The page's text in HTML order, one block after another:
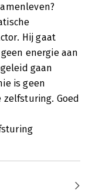
Hij gaat
energie aan
gaan
is geen
Goed